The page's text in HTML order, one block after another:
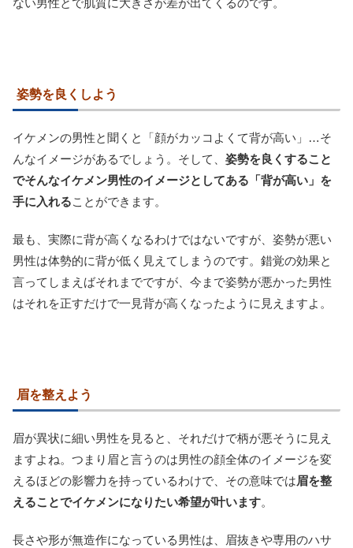
ない男性とで肌質に大きさが差が出てくるのです。
姿勢を良くしよう
イケメンの男性と聞くと「顔がカッコよくて背が高い」…そ
んなイメージがあるでしょう。そして、 姿勢を良くすること
でそんなイケメン男性のイメージとしてある「背が高い」を
手に入れることができます。
最も、実際に背が高くなるわけではないですが、姿勢が悪い
男性は体勢的に背が低く見えてしまうのです。錯覚の効果と
言ってしまえばそれまでですが、今まで姿勢が悪かった男性
はそれを正すだけで一見背が高くなったように見えますよ。
眉を整えよう
眉が異状に細い男性を見ると、それだけで柄が悪そうに見え
ますよね。つまり眉と言うのは男性の顔全体のイメージを変
えるほどの影響力を持っているわけで、その意味では眉を整
えることでイケメンになりたい希望が叶います。
長さや形が無造作になっている男性は、眉抜きや専用のハサ